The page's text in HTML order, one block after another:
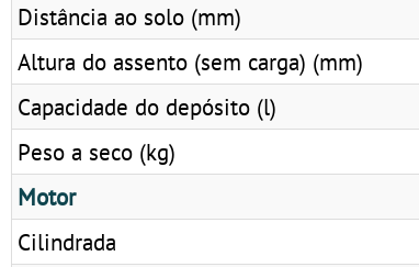
Distância ao solo (mm)
Altura do assento (sem carga) (mm)
Capacidade do depósito (l)
Peso a seco (kg)
Motor
Cilindrada